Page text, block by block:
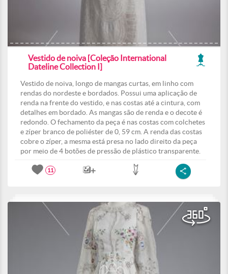
Vestido de noiva [Coleção International
Dateline Collection I]
Vestido de noiva, longo de mangas curtas, em linho com
rendas do nordeste e bordados. Possui uma aplicação de
renda na frente do vestido, e nas costas até a cintura, com
detalhes em bordado. As mangas são de renda e o decote é
redondo. O fechamento da peça é nas costas com colchetes
e zíper branco de poliéster de 0, 59 cm. A renda das costas
cobre o zíper, a mesma está presa no lado direito da peça
por meio de 4 botões de pressão de plástico transparente.
11